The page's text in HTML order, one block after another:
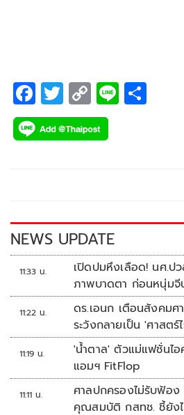
F
ac
e
k
T
wi
tt
C
o
p
k
Li
NEWS UPDATE
11:33 น.
เปิดปมหึงเลือด! นศ.ป
ภาพบาดตา ก่อนหนุ่ม
11:22 น.
ดร.เอนก เตือนสังคมศ
ระวังกลายเป็น 'ศาส
11:19 น.
'น้ำตาล' ตัวแม่แฟชั่นไ
แอมฯ FitFlop
11:11 น.
ศาลปกครองไม่รับฟ้อ
คุณสมบัติ กสทช. ชี้ยังไ